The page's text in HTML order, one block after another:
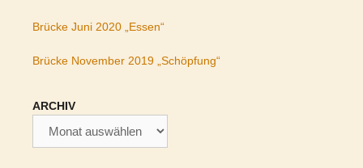
Brücke Juni 2020 „Essen“
Brücke November 2019 „Schöpfung“
ARCHIV